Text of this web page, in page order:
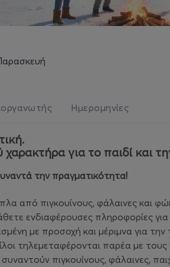
Ημερομηνίες
για το παιδί και
την πραγματικότητα!
από πιγκουίνους, φάλαινες και
ενδιαφέρουσες πληροφορίες για
με προσοχή και μέριμνα για
τηλεμεταφέρονται παρέα με
πιγκουίνους, φάλαινες,